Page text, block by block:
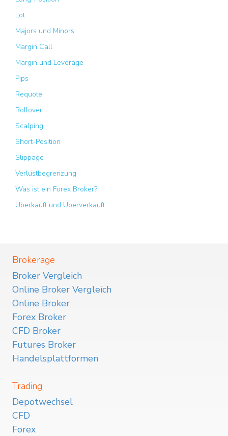
Lot
Majors und Minors
Margin Call
Margin und Leverage
Pips
Requote
Rollover
Scalping
Short-Position
Slippage
Verlustbegrenzung
Was ist ein Forex Broker?
Überkauft und Überverkauft
Brokerage
Broker Vergleich
Online Broker Vergleich
Online Broker
Forex Broker
CFD Broker
Futures Broker
Handelsplattformen
Trading
Depotwechsel
CFD
Forex